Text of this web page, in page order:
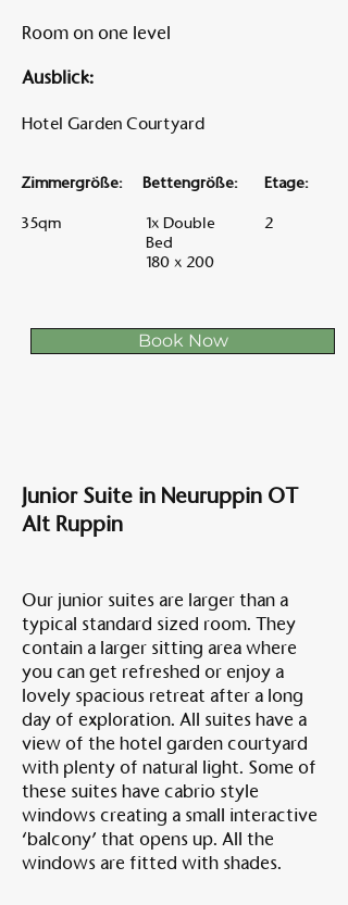
Room on one level
Ausblick:
Hotel Garden Courtyard
Zimmergröße:
35qm
Bettengröße:
1x Double
Bed
180 x 200
Etage:
2
Book Now
Junior Suite in Neuruppin OT
Alt Ruppin
Our junior suites are larger than a
typical standard sized room. They
contain a larger sitting area where
you can get refreshed or enjoy a
lovely spacious retreat after a long
day of exploration. All suites have a
view of the hotel garden courtyard
with plenty of natural light. Some of
these suites have cabrio style
windows creating a small interactive
‘balcony’ that opens up. All the
windows are fitted with shades.